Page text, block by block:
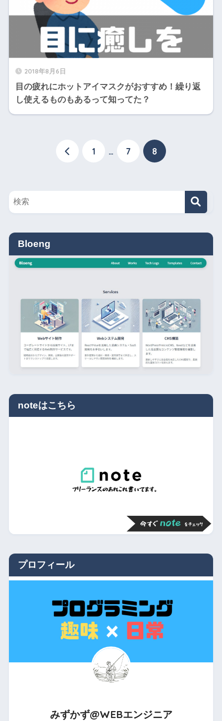
2018年8月6日
目の疲れにホットアイマスクがおすすめ！繰り返
し使えるものもあるって知ってた？
1 … 7 8
Bloeng
noteはこちら
プロフィール
みずかず@WEBエンジニア